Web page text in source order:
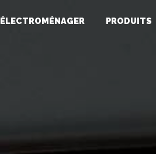
ÉLECTROMÉNAGER PRODUITS